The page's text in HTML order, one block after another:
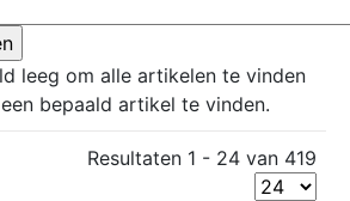
leeg om alle artikelen te vinden
bepaald artikel te vinden.
Resultaten 1 - 24 van 419